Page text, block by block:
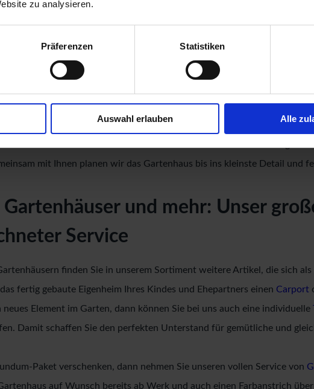
zu analysieren.
Präferenzen Statistiken
Auswahl erlauben Alle
modernen Variante, die genau zu Ihrem besten Freund passt, dann
sorgt. Ebenso können Sie das Gartenkonzept Ihrer Frau einwandfrei
asiatischen oder mediterranen Garten einfügt. Die
ein Gartenhaus nach Maß bei uns in Auftrag zu geben. Haben Sie
einen zusätzlichen Raum oder größere Türen, dann helfen wir Ihnen mit
auf dem Grundstück mit einbeziehen oder ein
mit Ihnen planen wir das Gartenhaus bis ins kleinste Detail und
und mehr: Unser
Service
finden Sie in unserem Sortiment weitere Artikel, die sich
fertig gebaute Eigenheim Ihres Kindes und Ehepartners einen Carport
neues Element im Garten, dann können Sie bei uns auch eine individuelle
Damit schaffen Sie den perfekten Unterstand für gemütliche und
Paket verschenken, dann nehmen Sie unseren vollen Service von
auf Wunsch bereits ab Werk und auch einen Farbanstrich